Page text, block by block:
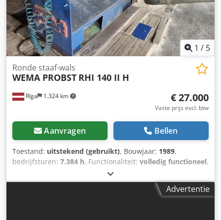
1 / 5
Rīga 1.324 km
Ronde staaf-wals
WEMA PROBST RHI 140 II H
€ 27.000
Vaste prijs excl. btw
Aanvragen Bellen
Toestand: uitstekend (gebruikt), Bouwjaar: 1989,
bedrijfsturen: 7.384 h, Functionaliteit: volledig functioneel,
, totale lengte:
hoogte:1.650 mm, Machine voor de productie van houten
palen en stokken met een diameter van 40-140 mm.Advertentie